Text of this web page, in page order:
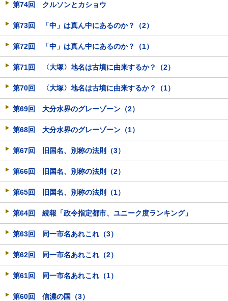
第74回 クルソンとカショウ
第73回 「中」は真ん中にあるのか？（2）
第72回 「中」は真ん中にあるのか？（1）
第71回 〈大塚〉地名は古墳に由来するか？（2）
第70回 〈大塚〉地名は古墳に由来するか？（1）
第69回 大分水界のグレーゾーン（2）
第68回 大分水界のグレーゾーン（1）
第67回 旧国名、別称の法則（3）
第66回 旧国名、別称の法則（2）
第65回 旧国名、別称の法則（1）
第64回 続報「政令指定都市、ユニーク度ランキング」
第63回 同一市名あれこれ（3）
第62回 同一市名あれこれ（2）
第61回 同一市名あれこれ（1）
第60回 信濃の国（3）